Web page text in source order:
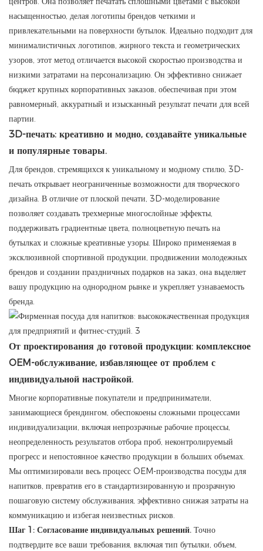
насыщенностью, делая логотипы брендов четкими и
привлекательными на поверхности бутылок. Идеально подходит для
минималистичных логотипов, жирного текста и геометрических
узоров, этот метод отличается высокой скоростью производства и
низкими затратами на персонализацию. Он эффективно снижает
бюджет крупных корпоративных заказов, обеспечивая при этом
равномерный, аккуратный и изысканный результат печати для всей
партии.
3D-печать: креативно и модно, создавайте уникальные
и популярные товары.
Для брендов, стремящихся к уникальному и модному стилю, 3D-
печать открывает неограниченные возможности для творческого
дизайна. В отличие от плоской печати, 3D-моделирование
позволяет создавать трехмерные многослойные эффекты,
поддерживать градиентные цвета, полноцветную печать на
бутылках и сложные креативные узоры. Широко применяемая в
эксклюзивной спортивной продукции, продвижении молодежных
брендов и создании праздничных подарков на заказ, она выделяет
вашу продукцию на однородном рынке и укрепляет узнаваемость
бренда.
От проектирования до готовой продукции: комплексное
OEM-обслуживание, избавляющее от проблем с
индивидуальной настройкой.
Многие корпоративные покупатели и предприниматели,
занимающиеся брендингом, обеспокоены сложными процессами
индивидуализации, включая непрозрачные рабочие процессы,
неопределенность результатов отбора проб, неконтролируемый
прогресс и непостоянное качество продукции в больших объемах.
Мы оптимизировали весь процесс OEM-производства посуды для
напитков, превратив его в стандартизированную и прозрачную
пошаговую систему обслуживания, эффективно снижая затраты на
коммуникацию и избегая неизвестных рисков.
Шаг 1: Согласование индивидуальных решений. Точно
подтвердите все ваши требования, включая тип бутылки, объем,